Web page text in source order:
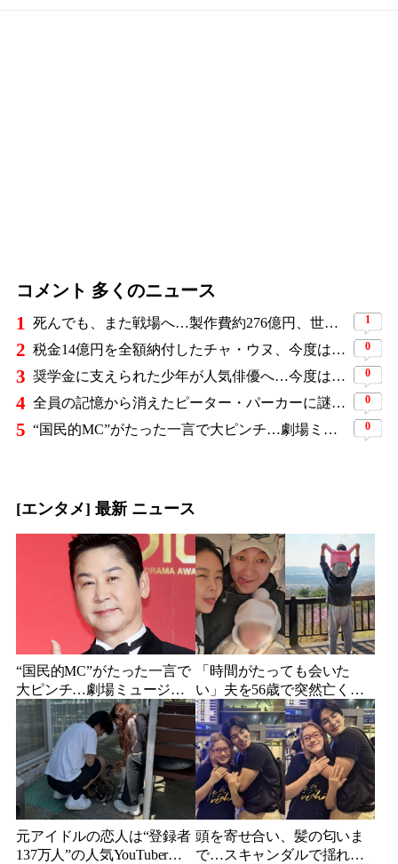
コメント 多くのニュース
1 死んでも、また戦場へ…製作費約276億円、世界興収584億円のSF大作『オール・ユー・ニード・イズ・キル』がついに配信 1
2 税金14億円を全額納付したチャ・ウヌ、今度は軍服姿で登場…鍛え上げた上半身に驚きの声 0
3 奨学金に支えられた少年が人気俳優へ…今度は子どもたちに総額5,000万円を寄付 0
4 全員の記憶から消えたピーター・パーカーに謎の敵と制御不能の新能力…『スパイダーマン：ブランド・ニュー・デイ』に期待爆発 0
5 “国民的MC”がたった一言で大ピンチ…劇場ミュージカルを巡る発言に批判続出、ついに長文で謝罪 0
[エンタメ] 最新 ニュース
“国民的MC”がたった一言で
大ピンチ…劇場ミュージカ
ルを巡る発言に批判続出、
ついに長文で謝罪
「時間がたっても会いた
い」夫を56歳で突然亡くし
た妻…笑顔が父親に似てき
た娘と歩む“その後”
元アイドルの恋人は“登録者
137万人”の人気YouTuberだ
頭を寄せ合い、髪の匂いま
で…スキャンダルで揺れた